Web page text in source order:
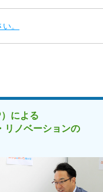
。
による
リノベーションの